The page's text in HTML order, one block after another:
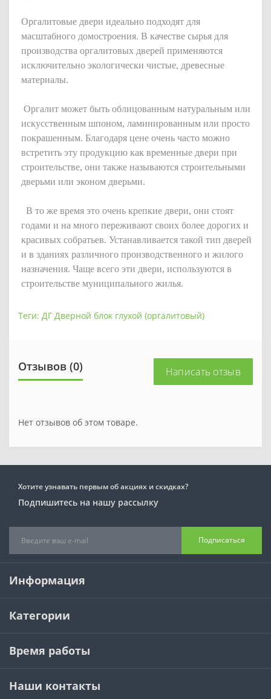
Оргалитовые двери идеально подходят для
масштабного домостроения. В качестве сырья для
производства оргалитовых дверей применяются
исключительно экологически чистые, древесные
материалы.
Оргалит может быть облицованным натуральным или
искусственным шпоном, ламинированным или просто
покрашенным. Благодаря цене очень часто можно
встретить эту продукцию как временные двери при
строительстве, они также называются строительными
дверьми или эконом дверьми.
В то же время это очень крепкие двери, они стоят
годами и на много переживают своих более дорогих и
красивых собратьев. Устанавливается такой тип дверей
и в зданиях различного производственного и жилого
назначения. Чаще всего эти двери, используются в
строительстве муниципального жилья.
Теги: ДГ Дверной блок глухой (оргалитовый)
Отзывов (0) Написать отзыв
Нет отзывов об этом товаре.
Хотите узнавать первым об акциях и скидках?
Подпишитесь на нашу рассылку
Подписаться
Информация
Категории
Время работы
Наши контакты